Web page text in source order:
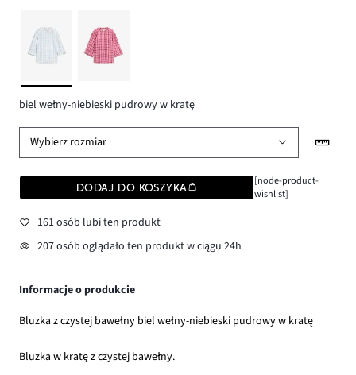
biel wełny-niebieski pudrowy w kratę
Wybierz rozmiar
DODAJ DO KOSZYKA
[node-product-
wishlist]
161 osób lubi ten produkt
207 osób oglądało ten produkt w ciągu 24h
Informacje o produkcie
Bluzka z czystej bawełny biel wełny-niebieski pudrowy w kratę
Bluzka w kratę z czystej bawełny.